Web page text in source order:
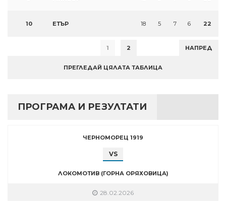
10 ЕТЪР 18 5 7 6 22
1 2 НАПРЕД
ПРЕГЛЕДАЙ ЦЯЛАТА ТАБЛИЦА
ПРОГРАМА И РЕЗУЛТАТИ
ЧЕРНОМОРЕЦ 1919
VS
ЛОКОМОТИВ (ГОРНА ОРЯХОВИЦА)
28.02.2026